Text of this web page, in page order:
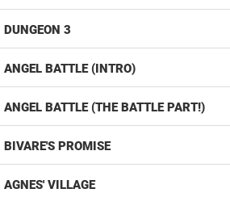
DUNGEON 3
ANGEL BATTLE (INTRO)
ANGEL BATTLE (THE BATTLE PART!)
BIVARE'S PROMISE
AGNES' VILLAGE